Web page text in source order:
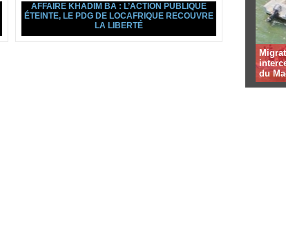
AFFAIRE KHADIM BA : L’ACTION PUBLIQUE
ÉTEINTE, LE PDG DE LOCAFRIQUE RECOUVRE
LA LIBERTÉ
du